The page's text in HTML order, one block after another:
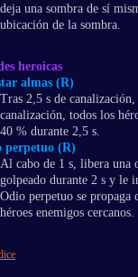
deja una sombra de sí
ubicación de la sombra.
heroicas
almas (R)
Tras 2,5 s de
canalización, todos los
40 % durante 2,5 s.
perpetuo (R)
Al cabo de 1 s, libera una
golpeado durante 2 s y le
Odio perpetuo se
héroes enemigos cercanos.